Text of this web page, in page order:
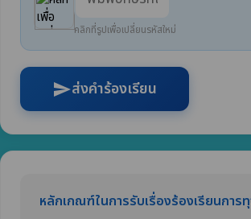
คลิกที่รูปเพื่อเปลี่ยนรหัสใหม่
sendส่งคำร้องเรียน
หลักเกณฑ์ในการรับเรื่องร้องเรียนกา